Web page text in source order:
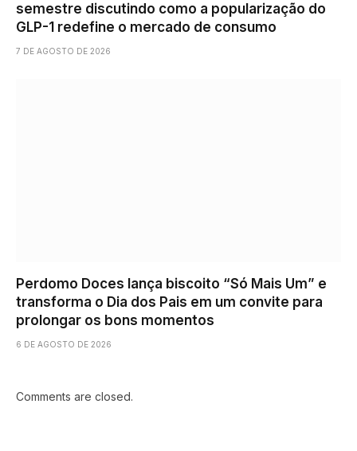
semestre discutindo como a popularização do
GLP-1 redefine o mercado de consumo
7 DE AGOSTO DE 2026
Perdomo Doces lança biscoito “Só Mais Um” e
transforma o Dia dos Pais em um convite para
prolongar os bons momentos
6 DE AGOSTO DE 2026
Comments are closed.